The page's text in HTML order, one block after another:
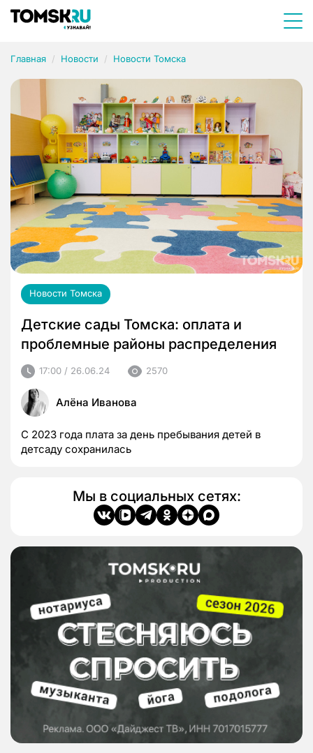
Главная Новости Новости Томска
Новости Томска
Детские сады Томска: оплата и
проблемные районы распределения
17:00 / 26.06.24 2570
Алёна Иванова
С 2023 года плата за день пребывания детей в
детсаду сохранилась
Мы в социальных сетях: